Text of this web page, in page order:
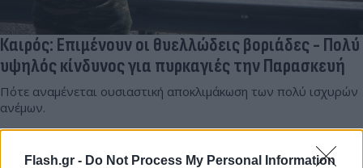
Flash.gr - Do Not Process My Personal Information
Καιρός: Επιμένουν οι θυελλώδεις βοριάδες - Πολύ
υψηλός κίνδυνος για πυρκαγιές την Παρασκευή
Πότε αναμένεται ουσιαστική αποκλιμάκωση των πολύ ισχυρών
ανέμων.
Δημήτρης
Παπαϊωάννου